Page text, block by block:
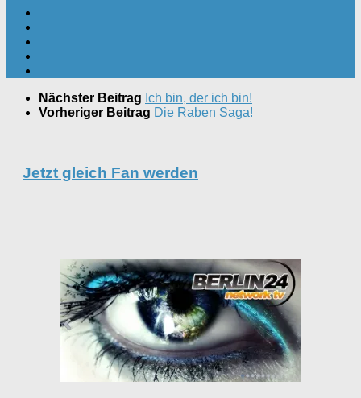
Nächster Beitrag Ich bin, der ich bin!
Vorheriger Beitrag Die Raben Saga!
Jetzt gleich Fan werden